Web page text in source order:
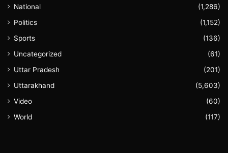
National
(1,286)
Politics
(1,152)
Sports
(136)
Uncategorized
(61)
Uttar Pradesh
(201)
Uttarakhand
(5,603)
Video
(60)
World
(117)